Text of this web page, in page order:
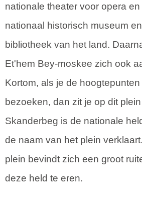
nationale theater voor opera
nationaal historisch museum
bibliotheek van het land.
Et'hem Bey-moskee zich ook
Kortom, als je de
bezoeken, dan zit je op dit
Skanderbeg is de nationale
de naam van het plein
plein bevindt zich een groot
deze held te eren.